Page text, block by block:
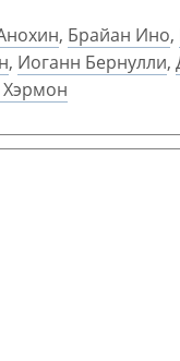
, Брайан Ино,
, Иоганн Бернулли,